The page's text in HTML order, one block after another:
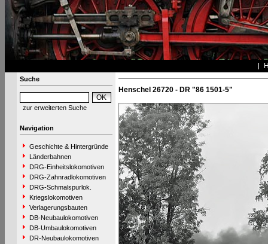
Suche
zur erweiterten Suche
Navigation
Geschichte & Hintergründe
Länderbahnen
DRG-Einheitslokomotiven
DRG-Zahnradlokomotiven
DRG-Schmalspurlok.
Kriegslokomotiven
Verlagerungsbauten
DB-Neubaulokomotiven
DB-Umbaulokomotiven
DR-Neubaulokomotiven
Henschel 26720 - DR "86 1501-5"